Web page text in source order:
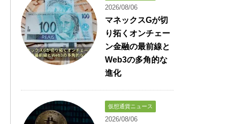
2026/08/06
マネックスGが切
り拓くオンチェー
ン金融の最前線と
Web3の多角的な
進化
仮想通貨ニュース
2026/08/06